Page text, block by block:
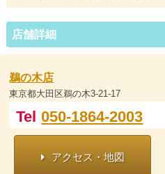
店舗詳細
鵜の木店
東京都大田区鵜の木3-21-17
Tel050-1864-2003
アクセス・地図